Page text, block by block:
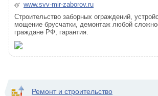
www.svv-mir-zaborov.ru
Строительство заборных ограждений,
мощение брусчатки, демонтаж любой
граждане РФ, гарантия.
Ремонт и строительство